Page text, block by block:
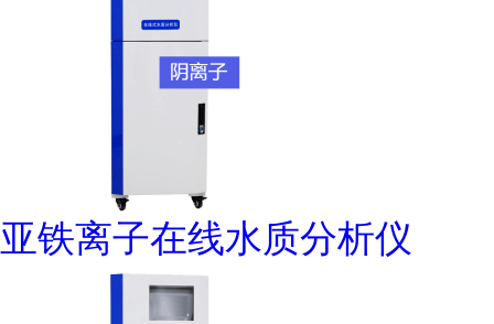
亚铁离子在线水质分析仪